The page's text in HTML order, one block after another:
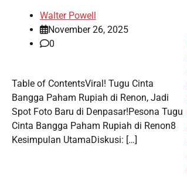
Walter Powell
November 26, 2025
0
Table of ContentsViral! Tugu Cinta
Bangga Paham Rupiah di Renon, Jadi
Spot Foto Baru di Denpasar!Pesona Tugu
Cinta Bangga Paham Rupiah di Renon8
Kesimpulan UtamaDiskusi: […]